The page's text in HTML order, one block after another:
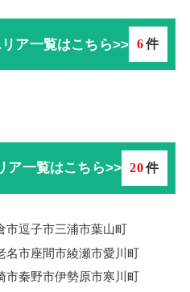
ア一覧はこちら>> 6件
ア一覧はこちら>> 20件
市逗子市三浦市葉山町
名市座間市綾瀬市愛川町
市秦野市伊勢原市寒川町